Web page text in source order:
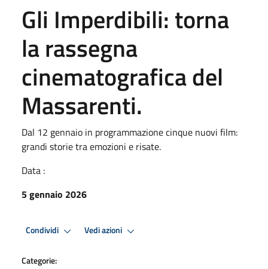
Gli Imperdibili: torna
la rassegna
cinematografica del
Massarenti.
Dal 12 gennaio in programmazione cinque nuovi film:
grandi storie tra emozioni e risate.
Data :
5 gennaio 2026
Condividi Vedi azioni
Categorie: